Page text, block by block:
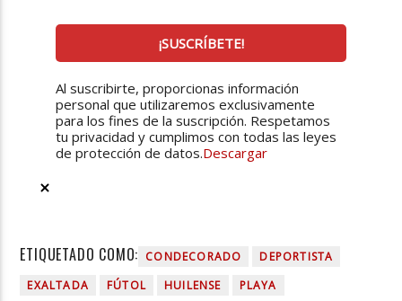
Al suscribirte, proporcionas información
personal que utilizaremos exclusivamente
para los fines de la suscripción. Respetamos
tu privacidad y cumplimos con todas las leyes
de protección de datos.Descargar
ETIQUETADO COMO: CONDECORADO
DEPORTISTA
EXALTADA
FÚTOL HUILENSE PLAYA